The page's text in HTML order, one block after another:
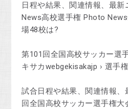
日程や結果、関連情報、最
News高校選手権 Photo
場48校は?
第101回全国高校サッカー選
キサカwebgekisakajp › 選手権
試合日程や結果、関連情報、
回全国高校サッカー選手権大